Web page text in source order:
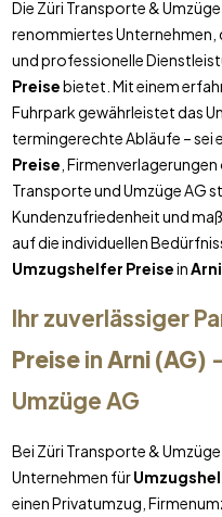
Die Züri Transporte & Umzüge
renommiertes Unternehmen,
und professionelle
Preisebietet. Mit einem
Fuhrpark gewährleistet das
termingerechte Abläufe – sei
Preise ,
Transporte und Umzüge AG
Kundenzufriedenheit und
auf die individuellen
Umzugshelfer Preisein
Ihr zuverlässiger
PreiseinArni (AG)
Umzüge AG
Bei Züri Transporte &
Unternehmen für
einen Privatumzug,